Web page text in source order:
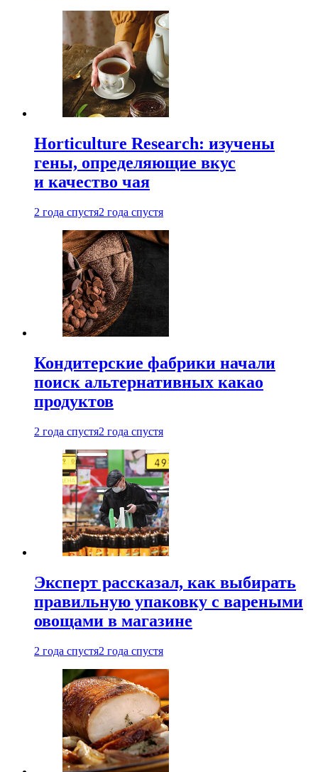
Horticulture Research: изучены
гены, определяющие вкус
и качество чая
2 года спустя2 года спустя
Кондитерские фабрики начали
поиск альтернативных какао
продуктов
2 года спустя2 года спустя
Эксперт рассказал, как выбирать
правильную упаковку с вареными
овощами в магазине
2 года спустя2 года спустя